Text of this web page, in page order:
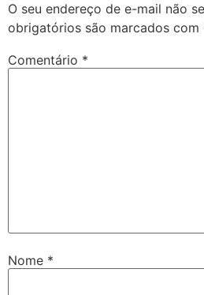
O seu endereço de e-mail não
obrigatórios são marcados com
Comentário *
Nome *